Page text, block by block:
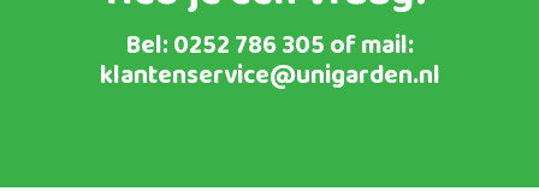
Bel:0252 786 305of mail:
klantenservice@unigarden.nl